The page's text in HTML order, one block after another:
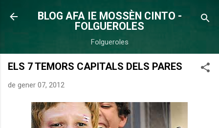
Salta al contingut principal
BLOG AFA IE MOSSÈN CINTO -
FOLGUEROLES
Folgueroles
ELS 7 TEMORS CAPITALS DELS PARES
de gener 07, 2012